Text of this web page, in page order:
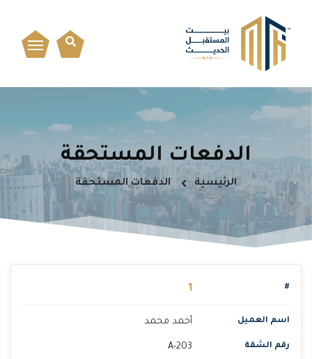
الدفعات المستحقة
الرئيسية الدفعات المستحقة
1
أحمد محمد
A-203